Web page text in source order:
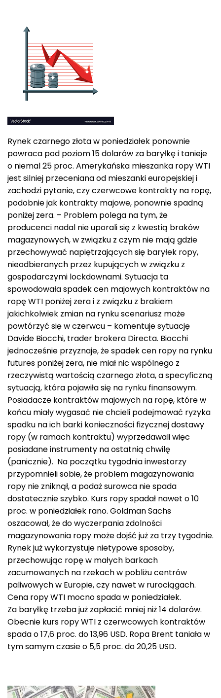
Rynek czarnego złota w poniedziałek ponownie
powraca pod poziom 15 dolarów za baryłkę i tanieje
o niemal 25 proc. Amerykańska mieszanka ropy WTI
jest silniej przeceniana od mieszanki europejskiej i
zachodzi pytanie, czy czerwcowe kontrakty na ropę,
podobnie jak kontrakty majowe, ponownie spadną
poniżej zera. – Problem polega na tym, że
producenci nadal nie uporali się z kwestią braków
magazynowych, w związku z czym nie mają gdzie
przechowywać napiętrzających się baryłek ropy,
nieodbieranych przez kupujących w związku z
gospodarczymi lockdownami. Sytuacja ta
spowodowała spadek cen majowych kontraktów na
ropę WTI poniżej zera i z związku z brakiem
jakichkolwiek zmian na rynku scenariusz może
powtórzyć się w czerwcu – komentuje sytuację
Davide Biocchi, trader brokera Directa. Biocchi
jednocześnie przyznaje, że spadek cen ropy na rynku
futures poniżej zera, nie miał nic wspólnego z
rzeczywistą wartością czarnego złota, a specyficzną
sytuacją, która pojawiła się na rynku finansowym.
Posiadacze kontraktów majowych na ropę, które w
końcu miały wygasać nie chcieli podejmować ryzyka
spadku na ich barki konieczności fizycznej dostawy
ropy (w ramach kontraktu) wyprzedawali więc
posiadane instrumenty na ostatnią chwilę
(panicznie). Na początku tygodnia inwestorzy
przypomnieli sobie, że problem magazynowania
ropy nie zniknął, a podaż surowca nie spada
dostatecznie szybko. Kurs ropy spadał nawet o 10
proc. w poniedziałek rano. Goldman Sachs
oszacował, że do wyczerpania zdolności
magazynowania ropy może dojść już za trzy tygodnie.
Rynek już wykorzystuje nietypowe sposoby,
przechowując ropę w małych barkach
zacumowanych na rzekach w pobliżu centrów
paliwowych w Europie, czy nawet w rurociągach.
Cena ropy WTI mocno spada w poniedziałek.
Za baryłkę trzeba już zapłacić mniej niż 14 dolarów.
Obecnie kurs ropy WTI z czerwcowych kontraktów
spada o 17,6 proc. do 13,96 USD. Ropa Brent taniała w
tym samym czasie o 5,5 proc. do 20,25 USD.